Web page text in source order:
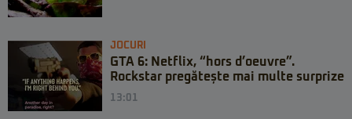
JOCURI
GTA 6: Netflix, “hors d’oeuvre”.
Rockstar pregătește mai multe surprize
13:01